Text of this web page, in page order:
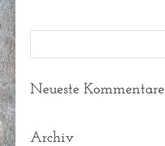
Neueste Kommentare
Archiv